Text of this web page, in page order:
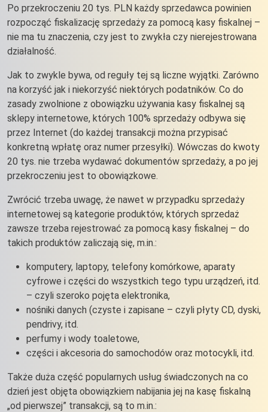
Po przekroczeniu 20 tys. PLN każdy sprzedawca powinien
rozpocząć fiskalizację sprzedaży za pomocą kasy fiskalnej –
nie ma tu znaczenia, czy jest to zwykła czy nierejestrowana
działalność.
Jak to zwykle bywa, od reguły tej są liczne wyjątki. Zarówno
na korzyść jak i niekorzyść niektórych podatników. Co do
zasady zwolnione z obowiązku używania kasy fiskalnej są
sklepy internetowe, których 100% sprzedaży odbywa się
przez Internet (do każdej transakcji można przypisać
konkretną wpłatę oraz numer przesyłki). Wówczas do kwoty
20 tys. nie trzeba wydawać dokumentów sprzedaży, a po jej
przekroczeniu jest to obowiązkowe.
Zwrócić trzeba uwagę, że nawet w przypadku sprzedaży
internetowej są kategorie produktów, których sprzedaż
zawsze trzeba rejestrować za pomocą kasy fiskalnej – do
takich produktów zaliczają się, m.in.:
komputery, laptopy, telefony komórkowe, aparaty
cyfrowe i części do wszystkich tego typu urządzeń, itd.
– czyli szeroko pojęta elektronika,
nośniki danych (czyste i zapisane – czyli płyty CD, dyski,
pendrivy, itd.
perfumy i wody toaletowe,
części i akcesoria do samochodów oraz motocykli, itd.
Także duża część popularnych usług świadczonych na co
dzień jest objęta obowiązkiem nabijania jej na kasę fiskalną
„od pierwszej” transakcji, są to m.in.: